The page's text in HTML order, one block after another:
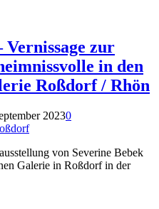
Vernissage zur
in den
Roßdorf / Rhön
20230
von Severine Bebek
Galerie in Roßdorf in der